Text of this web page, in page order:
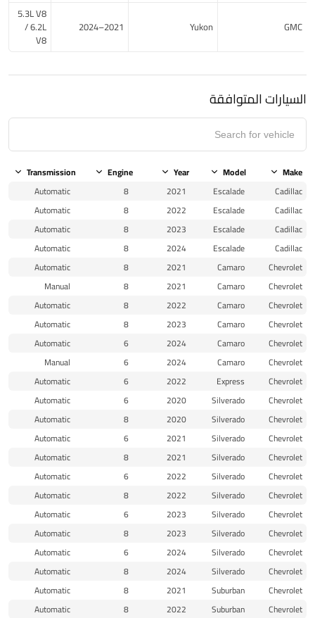
GMC
Yukon
2021–2024
5.3L V8
/ 6.2L
V8
السيارات المتوافقة
Make
Model
Year
Engine
Transmission
Cadillac
Escalade
2021
8
Automatic
Cadillac
Escalade
2022
8
Automatic
Cadillac
Escalade
2023
8
Automatic
Cadillac
Escalade
2024
8
Automatic
Chevrolet
Camaro
2021
8
Automatic
Chevrolet
Camaro
2021
8
Manual
Chevrolet
Camaro
2022
8
Automatic
Chevrolet
Camaro
2023
8
Automatic
Chevrolet
Camaro
2024
6
Automatic
Chevrolet
Camaro
2024
6
Manual
Chevrolet
Express
2022
6
Automatic
Chevrolet
Silverado
2020
6
Automatic
Chevrolet
Silverado
2020
8
Automatic
Chevrolet
Silverado
2021
6
Automatic
Chevrolet
Silverado
2021
8
Automatic
Chevrolet
Silverado
2022
6
Automatic
Chevrolet
Silverado
2022
8
Automatic
Chevrolet
Silverado
2023
6
Automatic
Chevrolet
Silverado
2023
8
Automatic
Chevrolet
Silverado
2024
6
Automatic
Chevrolet
Silverado
2024
8
Automatic
Chevrolet
Suburban
2021
8
Automatic
Chevrolet
Suburban
2022
8
Automatic